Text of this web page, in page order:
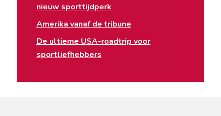
nieuw sporttijdperk
Amerika vanaf de tribune
De ultieme USA-roadtrip voor
sportliefhebbers